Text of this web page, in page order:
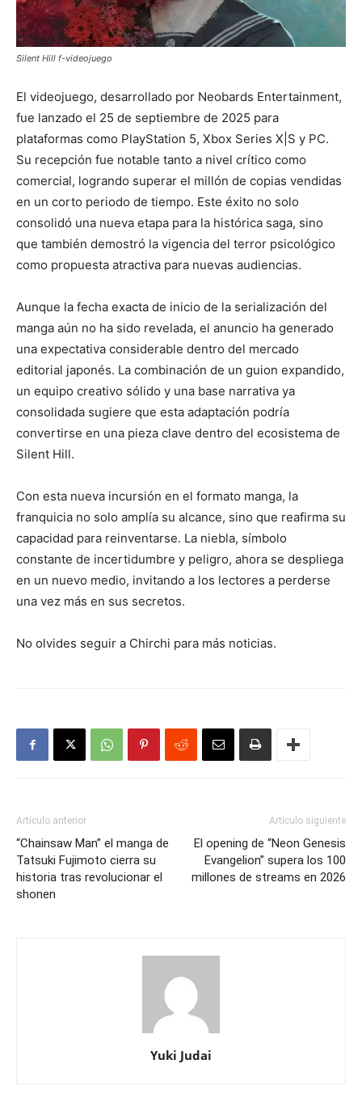
Silent Hill f-videojuego
El videojuego, desarrollado por Neobards Entertainment,
fue lanzado el 25 de septiembre de 2025 para
plataformas como PlayStation 5, Xbox Series X|S y PC.
Su recepción fue notable tanto a nivel crítico como
comercial, logrando superar el millón de copias vendidas
en un corto periodo de tiempo. Este éxito no solo
consolidó una nueva etapa para la histórica saga, sino
que también demostró la vigencia del terror psicológico
como propuesta atractiva para nuevas audiencias.
Aunque la fecha exacta de inicio de la serialización del
manga aún no ha sido revelada, el anuncio ha generado
una expectativa considerable dentro del mercado
editorial japonés. La combinación de un guion expandido,
un equipo creativo sólido y una base narrativa ya
consolidada sugiere que esta adaptación podría
convertirse en una pieza clave dentro del ecosistema de
Silent Hill.
Con esta nueva incursión en el formato manga, la
franquicia no solo amplía su alcance, sino que reafirma su
capacidad para reinventarse. La niebla, símbolo
constante de incertidumbre y peligro, ahora se despliega
en un nuevo medio, invitando a los lectores a perderse
una vez más en sus secretos.
No olvides seguir a Chirchi para más noticias.
Artículo anterior
“Chainsaw Man” el manga de
Tatsuki Fujimoto cierra su
historia tras revolucionar el
shonen
Artículo siguiente
El opening de “Neon Genesis
Evangelion” supera los 100
millones de streams en 2026
Yuki Judai